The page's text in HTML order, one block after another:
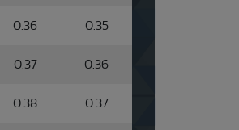
0.36 0.35
0.37 0.36
0.38 0.37